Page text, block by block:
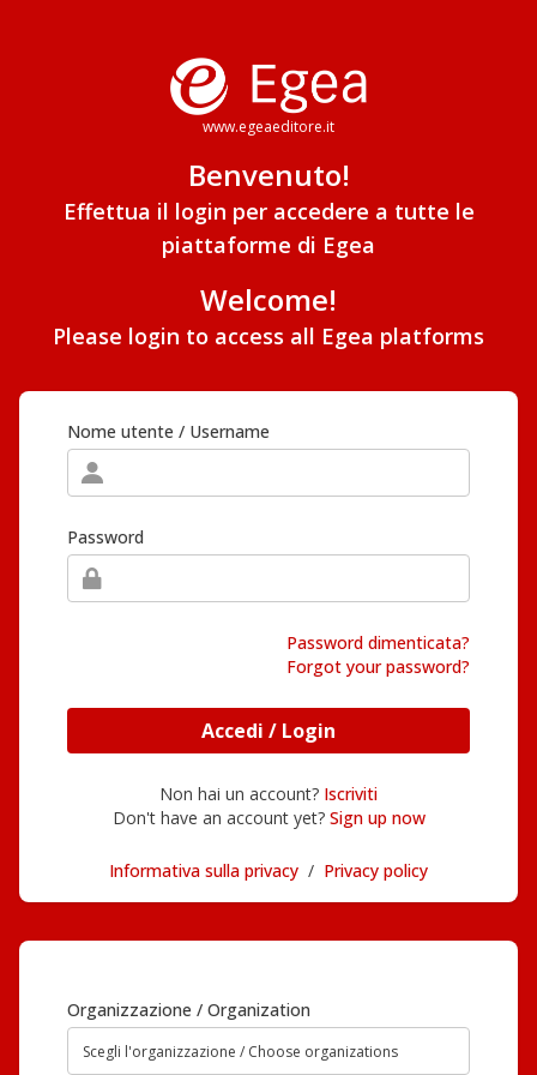
www.egeaeditore.it
Benvenuto!
Effettua il login per accedere a tutte le
piattaforme di Egea
Welcome!
Please login to access all Egea platforms
Nome utente / Username
Password
Password dimenticata?
Forgot your password?
Accedi / Login
Non hai un account? Iscriviti
Don't have an account yet? Sign up now
Informativa sulla privacy / Privacy policy
Organizzazione / Organization